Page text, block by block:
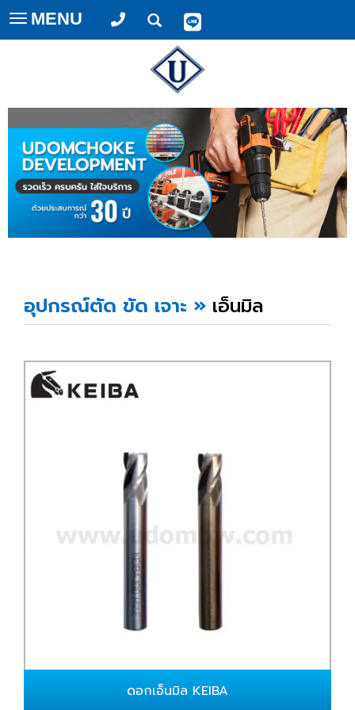
Toggle
navigation
MENU
อุปกรณ์ตัด ขัด เจาะ » เอ็นมิล
ดอกเอ็นมิล KEIBA